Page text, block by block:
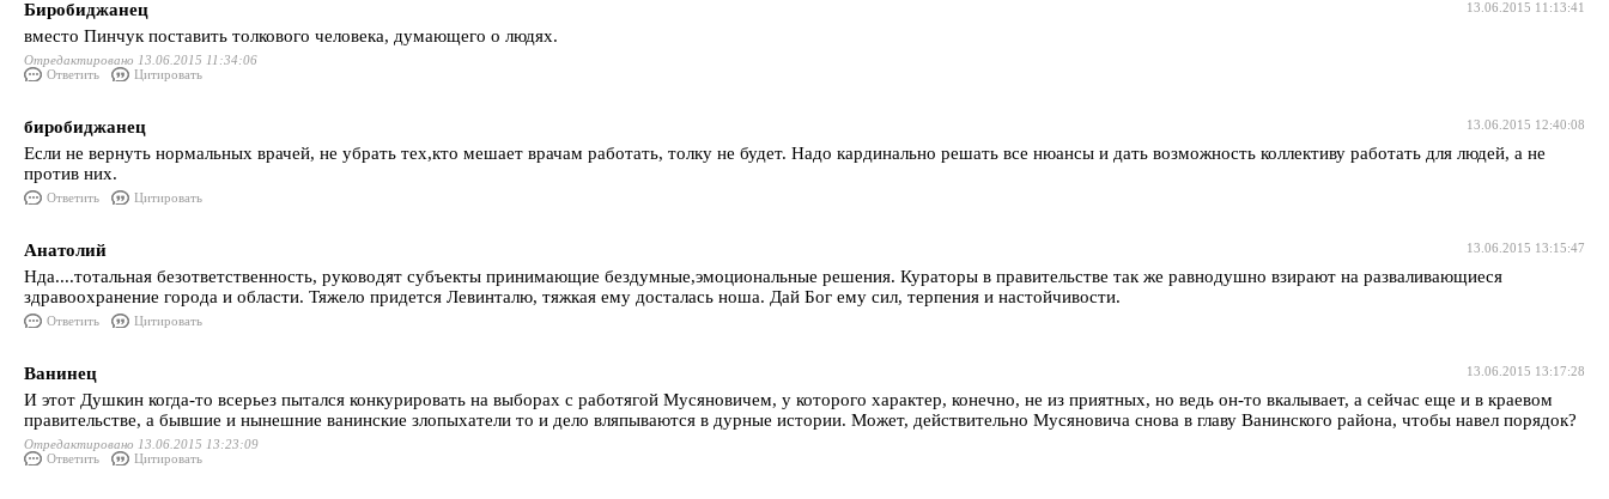
13.06.2015 11:13:41
Биробиджанец
вместо Пинчук поставить толкового человека, думающего о людях.
Отредактировано 13.06.2015 11:34:06
Ответить
Цитировать
13.06.2015 12:40:08
биробиджанец
Если не вернуть нормальных врачей, не убрать тех,кто мешает врачам работать, толку не будет. Надо кардинально решать все нюансы и дать возможность коллективу работать для людей, а не
против них.
Ответить Цитировать
13.06.2015 13:15:47
Анатолий
Нда....тотальная безответственность, руководят субъекты принимающие бездумные,эмоциональные решения. Кураторы в правительстве так же равнодушно взирают на разваливающиеся
здравоохранение города и области. Тяжело придется Левинталю, тяжкая ему досталась ноша. Дай Бог ему сил, терпения и настойчивости.
Ответить Цитировать
13.06.2015 13:17:28
Ванинец
И этот Душкин когда-то всерьез пытался конкурировать на выборах с работягой Мусяновичем, у которого характер, конечно, не из приятных, но ведь он-то вкалывает, а сейчас еще и в краевом
правительстве, а бывшие и нынешние ванинские злопыхатели то и дело вляпываются в дурные истории. Может, действительно Мусяновича снова в главу Ванинского района, чтобы навел порядок?
Отредактировано 13.06.2015 13:23:09
Ответить
Цитировать